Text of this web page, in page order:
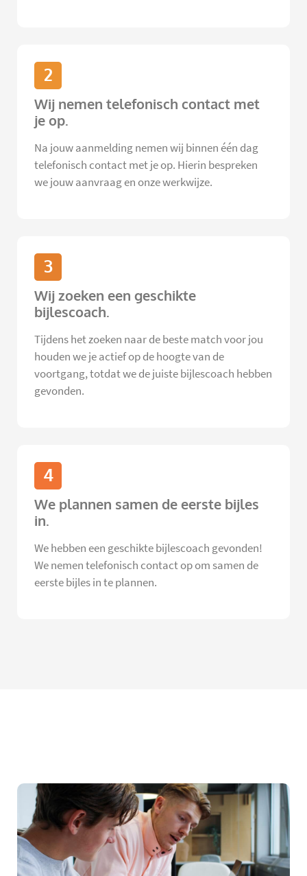
2
Wij nemen telefonisch contact met
je op.
Na jouw aanmelding nemen wij binnen één dag
telefonisch contact met je op. Hierin bespreken
we jouw aanvraag en onze werkwijze.
3
Wij zoeken een geschikte
bijlescoach.
Tijdens het zoeken naar de beste match voor jou
houden we je actief op de hoogte van de
voortgang, totdat we de juiste bijlescoach hebben
gevonden.
4
We plannen samen de eerste bijles
in.
We hebben een geschikte bijlescoach gevonden!
We nemen telefonisch contact op om samen de
eerste bijles in te plannen.